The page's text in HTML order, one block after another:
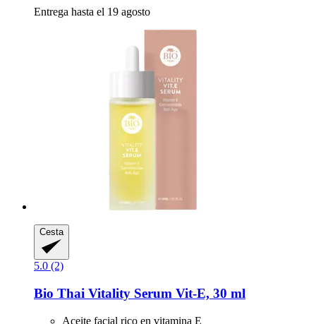
Entrega hasta el 19 agosto
Cesta
5.0 (2)
Bio Thai Vitality Serum Vit-​E, 30 ml
Aceite facial rico en vitamina E